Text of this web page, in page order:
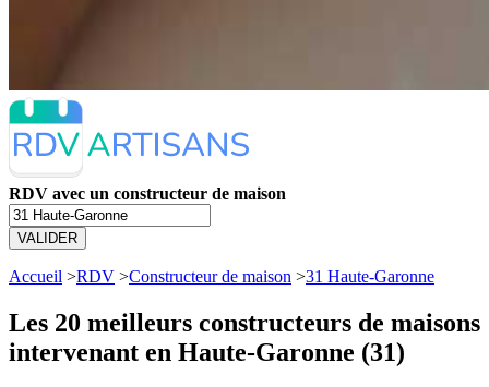
RDV avec un constructeur de maison
VALIDER
Accueil >RDV >Constructeur de maison >31 Haute-Garonne
Les 20 meilleurs constructeurs de maisons
intervenant en Haute-Garonne (31)